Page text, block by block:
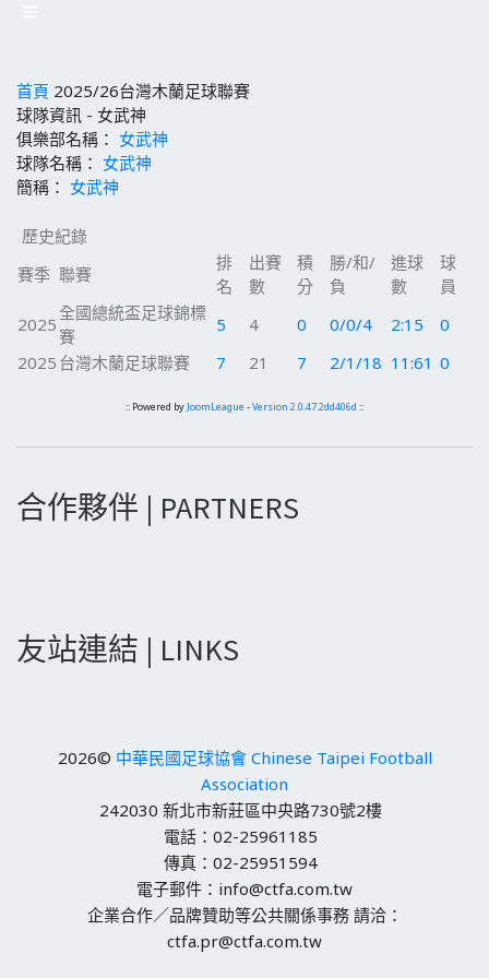
首頁 2025/26台灣木蘭足球聯賽
球隊資訊 - 女武神
俱樂部名稱： 女武神
球隊名稱： 女武神
簡稱： 女武神
歷史紀錄
賽季 聯賽
排
名
出賽
數
積
分
勝/和/
負
進球
數
球
員
2025
全國總統盃足球錦標
賽
5 4 0 0/0/4 2:15
0
2025 台灣木蘭足球聯賽 7 21 7 2/1/18 11:61 0
:: Powered by JoomLeague -Version 2.0.47.2dd406d ::
合作夥伴 | PARTNERS
友站連結 | LINKS
2026© 中華民國足球協會 Chinese Taipei Football
Association
242030 新北市新莊區中央路730號2樓
電話：02-25961185
傳真：02-25951594
電子郵件：info@ctfa.com.tw
企業合作／品牌贊助等公共關係事務 請洽：
ctfa.pr@ctfa.com.tw